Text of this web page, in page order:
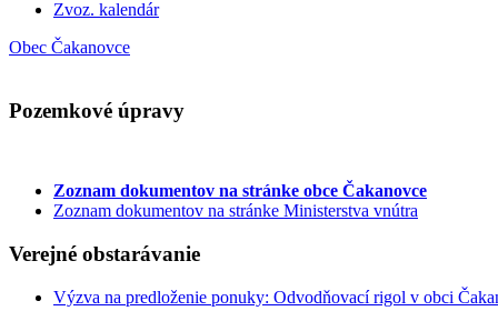
Zvoz. kalendár
Obec Čakanovce
Pozemkové úpravy
Zoznam dokumentov na stránke obce Čakanovce
Zoznam dokumentov na stránke Ministerstva vnútra
Verejné obstarávanie
Výzva na predloženie ponuky: Odvodňovací rigol v obci